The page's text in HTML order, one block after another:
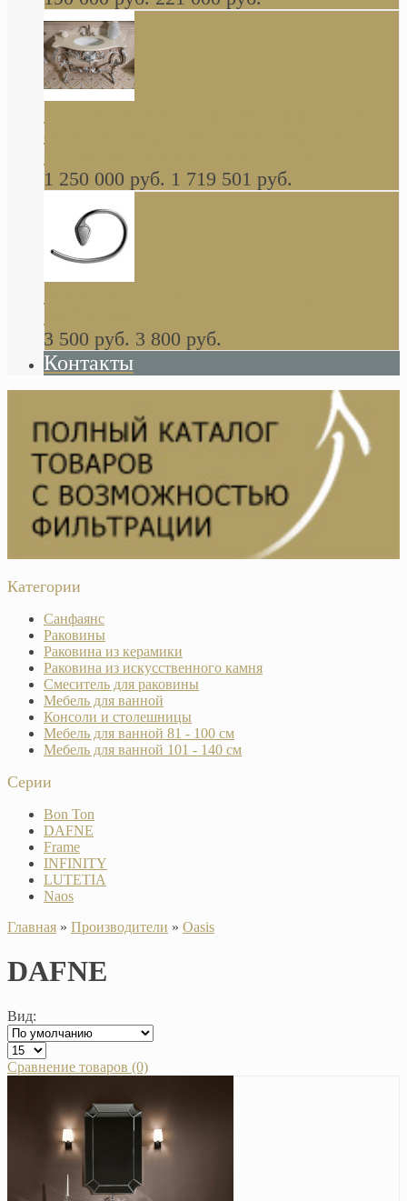
стиле барокко, из массива дерева, светло
коричневый матовый окрас + серебро
1 250 000 руб. 1 719 501 руб.
Khala Colombo аксессуары (серия) В
НАЛИЧИИ
3 500 руб. 3 800 руб.
Контакты
Категории
Санфаянс
Раковины
Раковина из керамики
Раковина из искусственного камня
Смеситель для раковины
Мебель для ванной
Консоли и столешницы
Мебель для ванной 81 - 100 см
Мебель для ванной 101 - 140 см
Серии
Bon Ton
DAFNE
Frame
INFINITY
LUTETIA
Naos
Главная » Производители » Oasis
DAFNE
Вид:
Сравнение товаров (0)